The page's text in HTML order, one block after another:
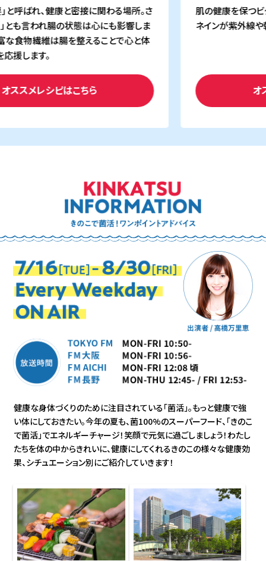
呼ばれ、健康と密接に関わる場所。さ
とも言われ腸の状態は心にも影響しま
な食物繊維は腸を整えることで心と体
援します。
ススメレシピはこちら
肌の健康を保つビ
ネインが紫外線や
オ
健康な身体づくりのために注目されている「菌活」。もっと健康で強
い体にしておきたい。今年の夏も、菌100%のスーパーフード、「きのこ
で菌活」でエネルギーチャージ！笑顔で元気に過ごしましょう！わたし
たちを体の中からきれいに、健康にしてくれるきのこの様々な健康効
果、シチュエーション別にご紹介していきます！